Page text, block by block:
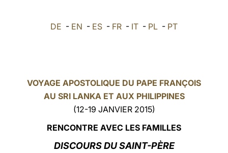
العربيّة DE - EN - ES - FR - IT - PL - PT
VOYAGE APOSTOLIQUE DU PAPE FRANÇOIS
AU SRI LANKA ET AUX PHILIPPINES
(12-19 JANVIER 2015)
RENCONTRE AVEC LES FAMILLES
DISCOURSDU SAINT-PÈRE